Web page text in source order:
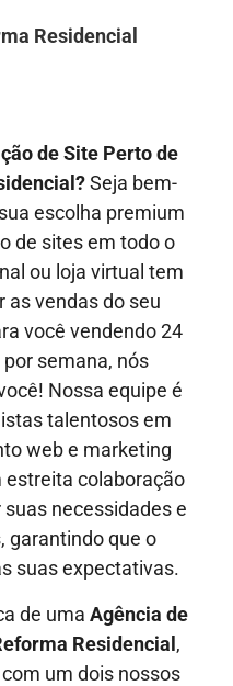
Residencial
de Site Perto de
Seja bem-
escolha premium
de sites em todo o
ou loja virtual tem
as vendas do seu
você vendendo 24
semana, nós
Nossa equipe é
talentosos em
web e marketing
colaboração
necessidades e
garantindo que o
suas expectativas.
de uma Agência de
Residencial,
um dois nossos